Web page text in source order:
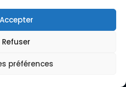
Accepter
Refuser
préférences